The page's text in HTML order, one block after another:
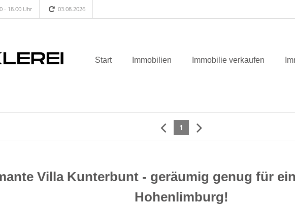
- 18.00 Uhr 03.08.2026
Start Immobilien Immobilie verkaufen
1
Villa Kunterbunt - geräumig genug für
Hohenlimburg!